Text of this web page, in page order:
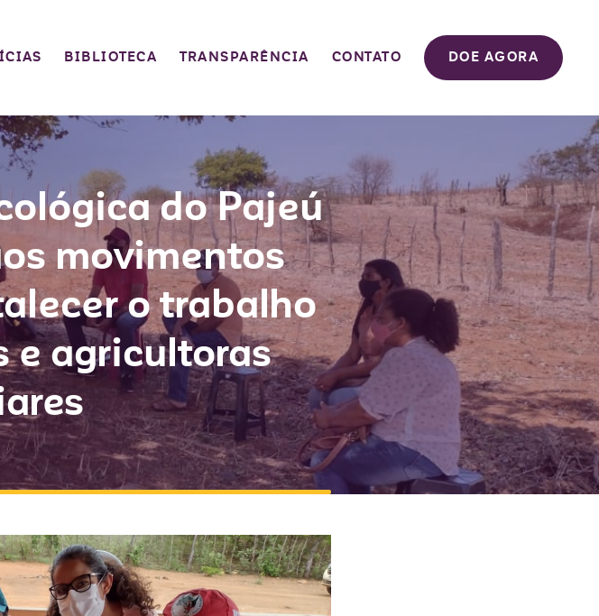
BIBLIOTECA TRANSPARÊNCIA CONTATO DOE AGORA
do Pajeú
movimentos
o trabalho
e agricultoras